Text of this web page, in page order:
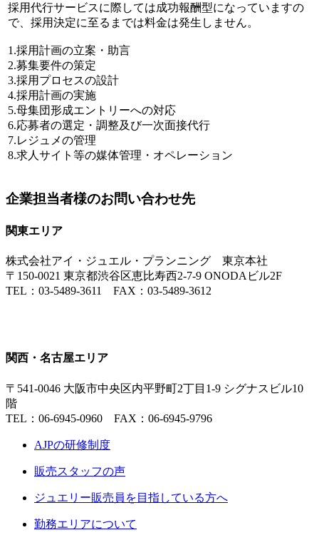
採用代行サービスに際しては成功報酬型になっていますの
で、採用決定に至るまでは料金は発生しません。
1.採用計画の立案・助言
2.募集要件の策定
3.採用プロセスの設計
4.採用計画の実施
5.母集団形成エントリーへの対応
6.応募者の選定・調整及び一次面接代行
7.レジュメの管理
8.求人サイト等の媒体管理・オペレーション
企業担当者様のお問い合わせ先
関東エリア
株式会社アイ・ジュエル・プランニング 東京本社
〒150-0021 東京都渋谷区恵比寿西2-7-9 ONODAビル2F
TEL：03-5489-3611 FAX：03-5489-3612
関西・名古屋エリア
〒541-0046 大阪市中央区内平野町2丁目1-9 シグナスビル10
階
TEL：06-6945-0960 FAX：06-6945-9796
AJPの研修制度
販売スタッフの声
ジュエリー販売員を目指している方へ
勤務エリアについて